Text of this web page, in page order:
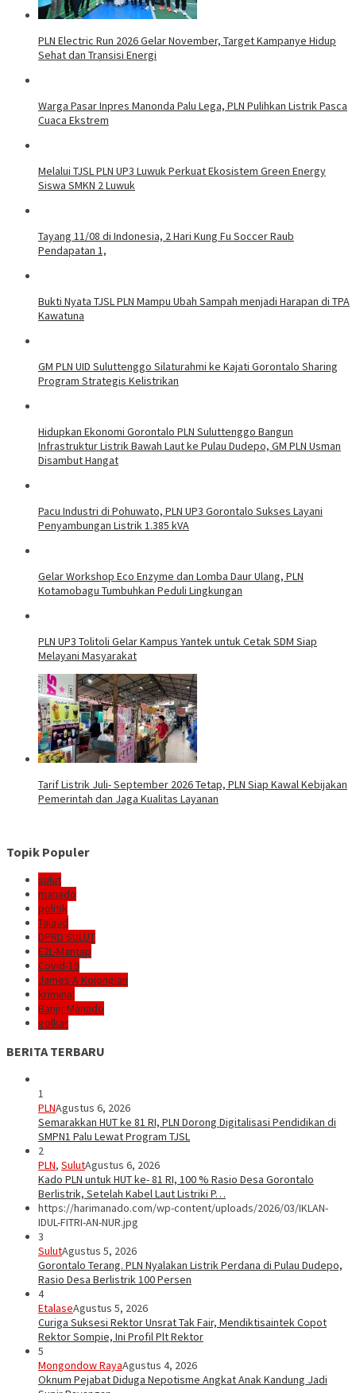
PLN Electric Run 2026 Gelar November, Target Kampanye Hidup
Sehat dan Transisi Energi
Warga Pasar Inpres Manonda Palu Lega, PLN Pulihkan Listrik Pasca
Cuaca Ekstrem
Melalui TJSL PLN UP3 Luwuk Perkuat Ekosistem Green Energy
Siswa SMKN 2 Luwuk
Tayang 11/08 di Indonesia, 2 Hari Kung Fu Soccer Raub
Pendapatan 1,
Bukti Nyata TJSL PLN Mampu Ubah Sampah menjadi Harapan di TPA
Kawatuna
GM PLN UID Suluttenggo Silaturahmi ke Kajati Gorontalo Sharing
Program Strategis Kelistrikan
Hidupkan Ekonomi Gorontalo PLN Suluttenggo Bangun
Infrastruktur Listrik Bawah Laut ke Pulau Dudepo, GM PLN Usman
Disambut Hangat
Pacu Industri di Pohuwato, PLN UP3 Gorontalo Sukses Layani
Penyambungan Listrik 1.385 kVA
Gelar Workshop Eco Enzyme dan Lomba Daur Ulang, PLN
Kotamobagu Tumbuhkan Peduli Lingkungan
PLN UP3 Tolitoli Gelar Kampus Yantek untuk Cetak SDM Siap
Melayani Masyarakat
Tarif Listrik Juli- September 2026 Tetap, PLN Siap Kawal Kebijakan
Pemerintah dan Jaga Kualitas Layanan
Topik Populer
sulut
manado
politik
Talaud
DPRD SULUT
E2L-Mantap
Covid-19
James A Kojongian
kriminal
Banjir Manado
golkar
BERITA TERBARU
1
PLNAgustus 6, 2026
Semarakkan HUT ke 81 RI, PLN Dorong Digitalisasi Pendidikan di
SMPN1 Palu Lewat Program TJSL
2
PLN, SulutAgustus 6, 2026
Kado PLN untuk HUT ke- 81 RI, 100 % Rasio Desa Gorontalo
Berlistrik, Setelah Kabel Laut Listriki P…
https://harimanado.com/wp-content/uploads/2026/03/IKLAN-
IDUL-FITRI-AN-NUR.jpg
3
SulutAgustus 5, 2026
Gorontalo Terang. PLN Nyalakan Listrik Perdana di Pulau Dudepo,
Rasio Desa Berlistrik 100 Persen
4
EtalaseAgustus 5, 2026
Curiga Suksesi Rektor Unsrat Tak Fair, Mendiktisaintek Copot
Rektor Sompie, Ini Profil Plt Rektor
5
Mongondow RayaAgustus 4, 2026
Oknum Pejabat Diduga Nepotisme Angkat Anak Kandung Jadi